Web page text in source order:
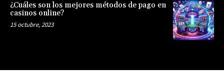
¿Cuáles son los mejores métodos de pago en
casinos online?
15 octubre, 2023